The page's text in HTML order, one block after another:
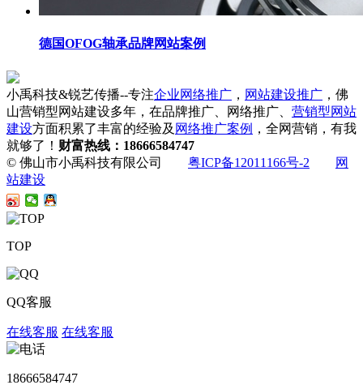
德国OFOG轴承品牌网站案例
小禹科技&锐艺传播--专注企业网络推广 ， 网站建设推广 ，佛
山营销型网站建设多年，在品牌推广、网络推广、 营销型网站
建设方面积累了丰富的经验及 网络推广案例 ，全网营销，有我
就够了！ 财富热线：18666584747
© 佛山市小禹科技有限公司 粤ICP备12011166号-2
网
站建设
TOP
QQ客服
在线客服 在线客服
18666584747